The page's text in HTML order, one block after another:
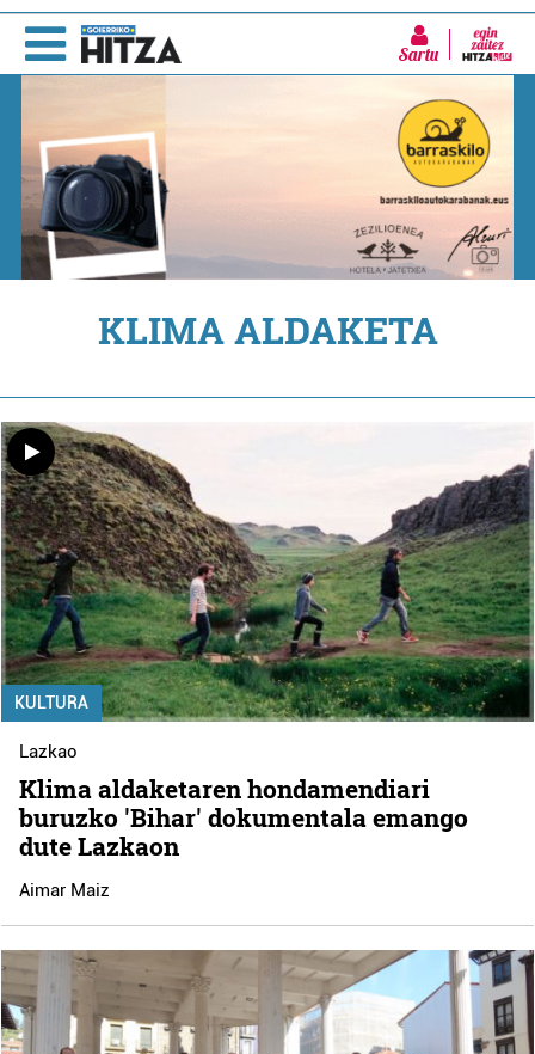
Sartu
KLIMA ALDAKETA
KULTURA
Lazkao
Klima aldaketaren hondamendiari
buruzko 'Bihar' dokumentala emango
dute Lazkaon
Aimar Maiz